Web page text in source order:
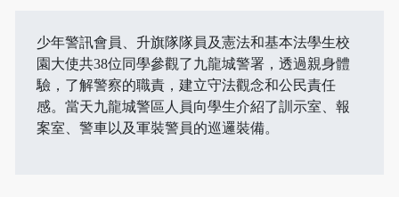
少年警訊會員、升旗隊隊員及憲法和基本法學生校
園大使共38位同學參觀了九龍城警署，透過親身體
驗，了解警察的職責，建立守法觀念和公民責任
感。當天九龍城警區人員向學生介紹了訓示室、報
案室、警車以及軍裝警員的巡邏裝備。